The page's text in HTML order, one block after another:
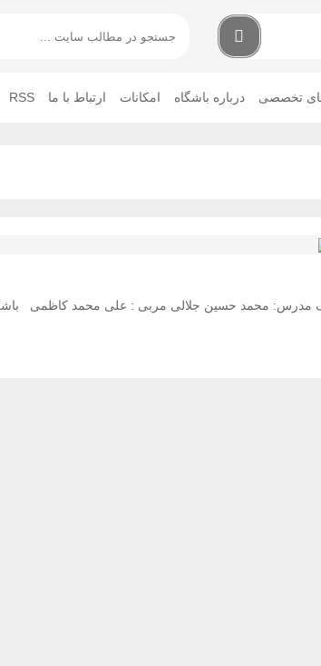
تخصصی درباره باشگاه امکانات ارتباط با ما RSS
اسکی پولادکف مدرس: محمد حسین جلالی مربی : علی محمد کاظمی